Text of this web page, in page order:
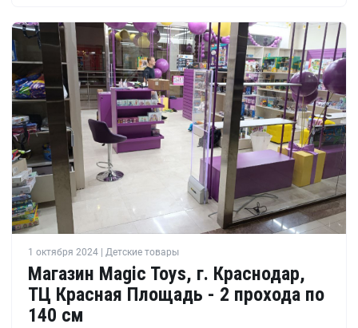
1 октября 2024 | Детские товары
Магазин Magic Toys, г. Краснодар,
ТЦ Красная Площадь - 2 прохода по
140 см